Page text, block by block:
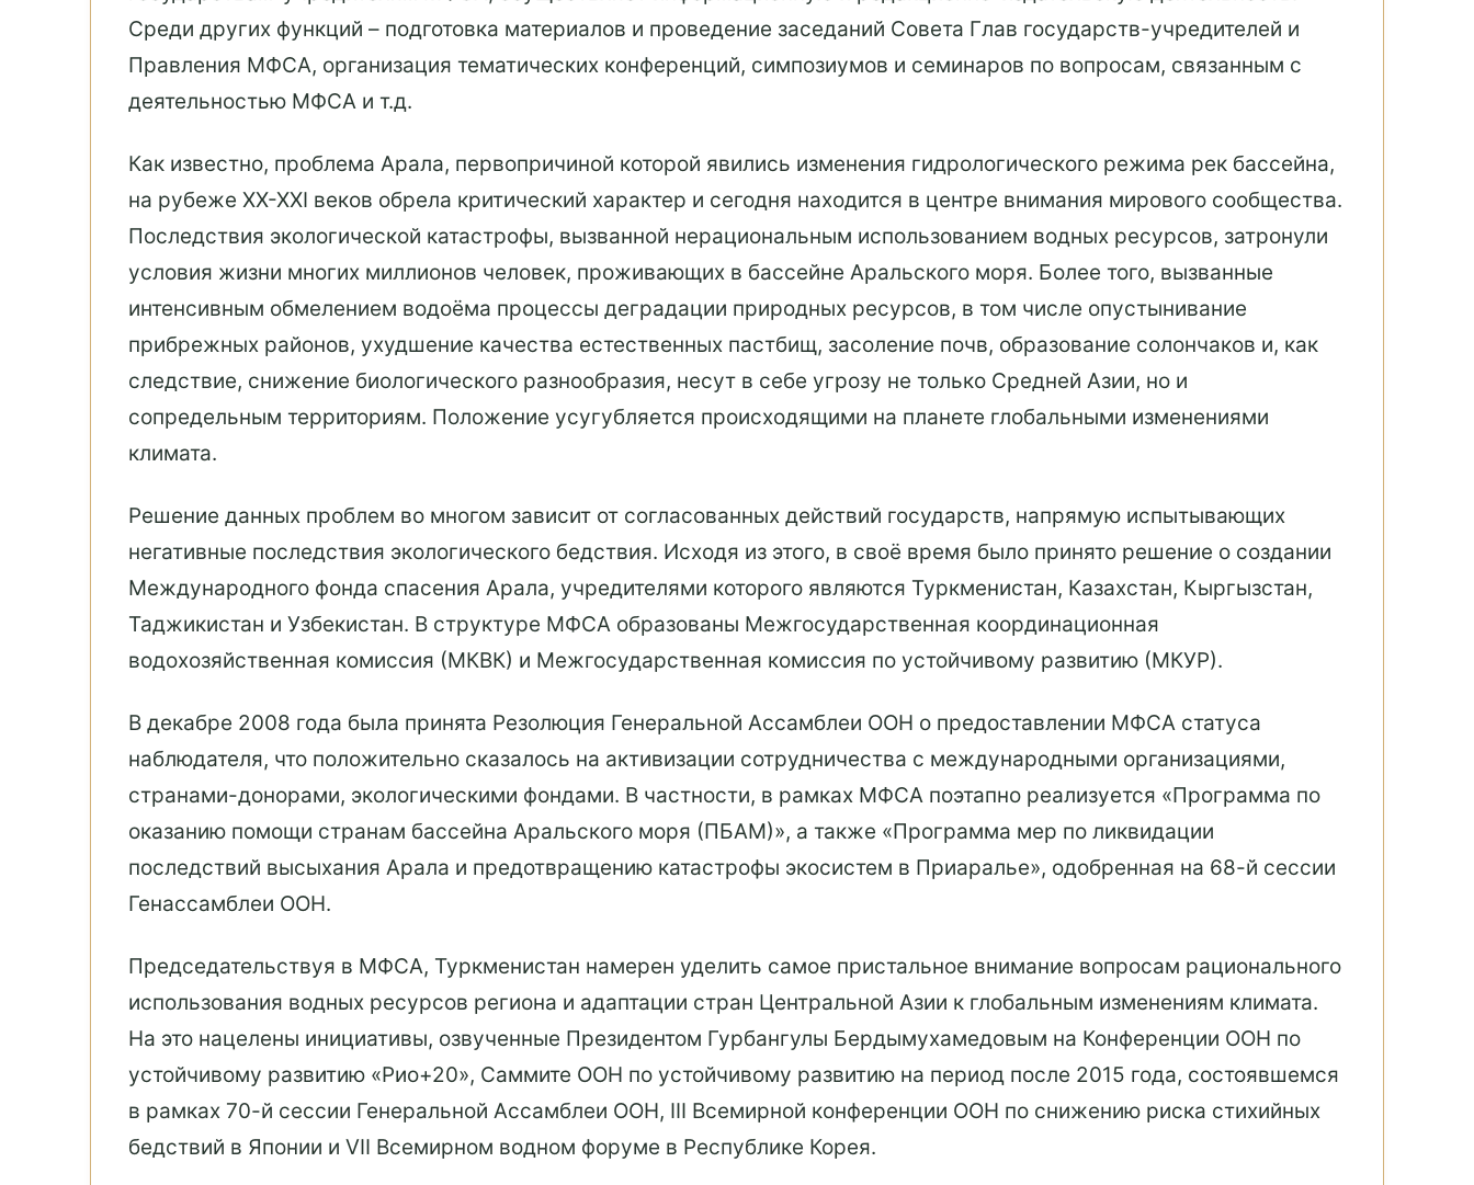
Среди других функций – подготовка материалов и проведение заседаний Совета Глав государств-учредителей и
Правления МФСА, организация тематических конференций, симпозиумов и семинаров по вопросам, связанным с
деятельностью МФСА и т.д.
Как известно, проблема Арала, первопричиной которой явились изменения гидрологического режима рек бассейна,
на рубеже XX-XXI веков обрела критический характер и сегодня находится в центре внимания мирового сообщества.
Последствия экологической катастрофы, вызванной нерациональным использованием водных ресурсов, затронули
условия жизни многих миллионов человек, проживающих в бассейне Аральского моря. Более того, вызванные
интенсивным обмелением водоёма процессы деградации природных ресурсов, в том числе опустынивание
прибрежных районов, ухудшение качества естественных пастбищ, засоление почв, образование солончаков и, как
следствие, снижение биологического разнообразия, несут в себе угрозу не только Средней Азии, но и
сопредельным территориям. Положение усугубляется происходящими на планете глобальными изменениями
климата.
Решение данных проблем во многом зависит от согласованных действий государств, напрямую испытывающих
негативные последствия экологического бедствия. Исходя из этого, в своё время было принято решение о создании
Международного фонда спасения Арала, учредителями которого являются Туркменистан, Казахстан, Кыргызстан,
Таджикистан и Узбекистан. В структуре МФСА образованы Межгосударственная координационная
водохозяйственная комиссия (МКВК) и Межгосударственная комиссия по устойчивому развитию (МКУР).
В декабре 2008 года была принята Резолюция Генеральной Ассамблеи ООН о предоставлении МФСА статуса
наблюдателя, что положительно сказалось на активизации сотрудничества с международными организациями,
странами-донорами, экологическими фондами. В частности, в рамках МФСА поэтапно реализуется «Программа по
оказанию помощи странам бассейна Аральского моря (ПБАМ)», а также «Программа мер по ликвидации
последствий высыхания Арала и предотвращению катастрофы экосистем в Приаралье», одобренная на 68-й сессии
Генассамблеи ООН.
Председательствуя в МФСА, Туркменистан намерен уделить самое пристальное внимание вопросам рационального
использования водных ресурсов региона и адаптации стран Центральной Азии к глобальным изменениям климата.
На это нацелены инициативы, озвученные Президентом Гурбангулы Бердымухамедовым на Конференции ООН по
устойчивому развитию «Рио+20», Саммите ООН по устойчивому развитию на период после 2015 года, состоявшемся
в рамках 70-й сессии Генеральной Ассамблеи ООН, III Всемирной конференции ООН по снижению риска стихийных
бедствий в Японии и VII Всемирном водном форуме в Республике Корея.